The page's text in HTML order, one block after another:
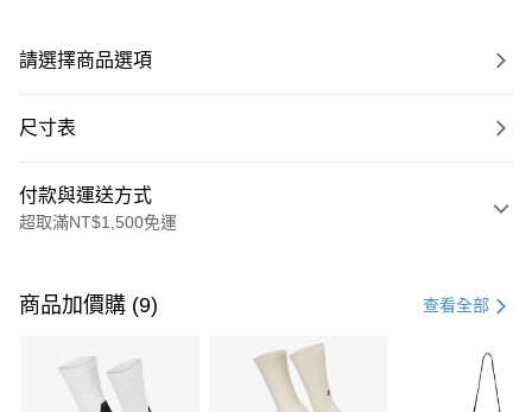
請選擇商品選項
尺寸表
付款與運送方式
超取滿NT$1,500免運
信用卡一次付款
3 期 0 利率 每期 21家銀行
商品加價購 (9) 查看全部